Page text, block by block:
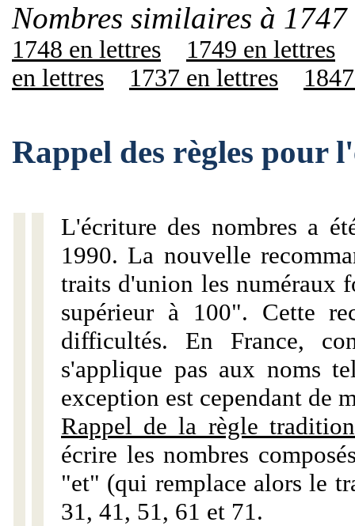
Nombres similaires à
1748 en lettres
1749 en lettres
en lettres
1737 en lettres
Rappel des règles pour
L'écriture des nombres a
1990. La nouvelle
traits d'union les numéraux
supérieur à 100". Cette
difficultés. En France,
s'applique pas aux noms
exception est cependant de
Rappel de la règle
écrire les nombres
"et" (qui remplace alors le
31, 41, 51, 61 et 71.